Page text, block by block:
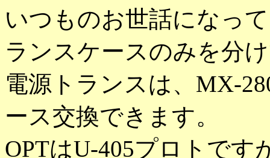
いつものお世話になっ
ランスケースのみを分
電源トランスは、MX-
ース交換できます。
OPTはU-405プロトです